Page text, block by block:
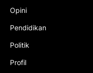
Opini
Pendidikan
Politik
Profil